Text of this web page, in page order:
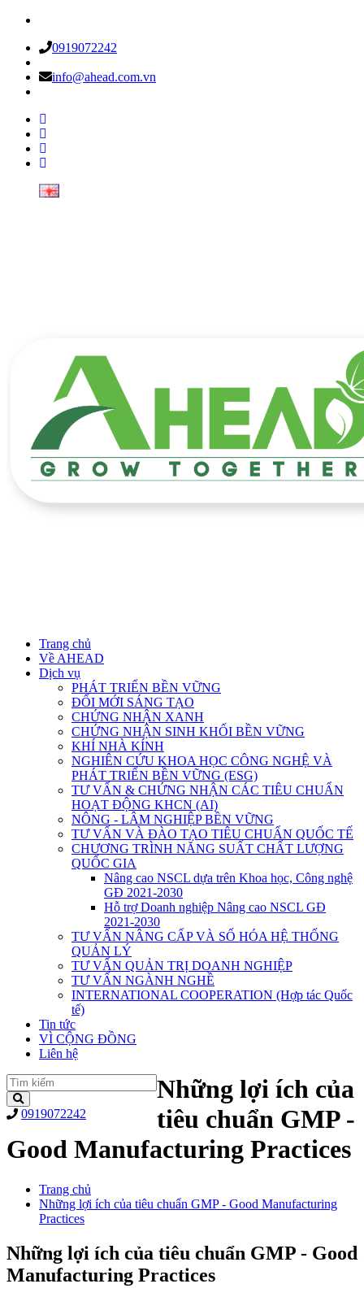
0919072242
info@ahead.com.vn
Trang chủ
Về AHEAD
Dịch vụ
PHÁT TRIỂN BỀN VỮNG
ĐỔI MỚI SÁNG TẠO
CHỨNG NHẬN XANH
CHỨNG NHẬN SINH KHỐI BỀN VỮNG
KHÍ NHÀ KÍNH
NGHIÊN CỨU KHOA HỌC CÔNG NGHỆ VÀ
PHÁT TRIỂN BỀN VỮNG (ESG)
TƯ VẤN & CHỨNG NHẬN CÁC TIÊU CHUẨN
HOẠT ĐỘNG KHCN (AI)
NÔNG - LÂM NGHIỆP BỀN VỮNG
TƯ VẤN VÀ ĐÀO TẠO TIÊU CHUẨN QUỐC TẾ
CHƯƠNG TRÌNH NĂNG SUẤT CHẤT LƯỢNG
QUỐC GIA
Nâng cao NSCL dựa trên Khoa học, Công nghệ
GĐ 2021-2030
Hỗ trợ Doanh nghiệp Nâng cao NSCL GĐ
2021-2030
TƯ VẤN NÂNG CẤP VÀ SỐ HÓA HỆ THỐNG
QUẢN LÝ
TƯ VẤN QUẢN TRỊ DOANH NGHIỆP
TƯ VẤN NGÀNH NGHỀ
INTERNATIONAL COOPERATION (Hợp tác Quốc
tế)
Tin tức
VÌ CỘNG ĐỒNG
Liên hệ
0919072242
Những lợi ích của
tiêu chuẩn GMP -
Good Manufacturing Practices
Trang chủ
Những lợi ích của tiêu chuẩn GMP - Good Manufacturing
Practices
Những lợi ích của tiêu chuẩn GMP - Good
Manufacturing Practices